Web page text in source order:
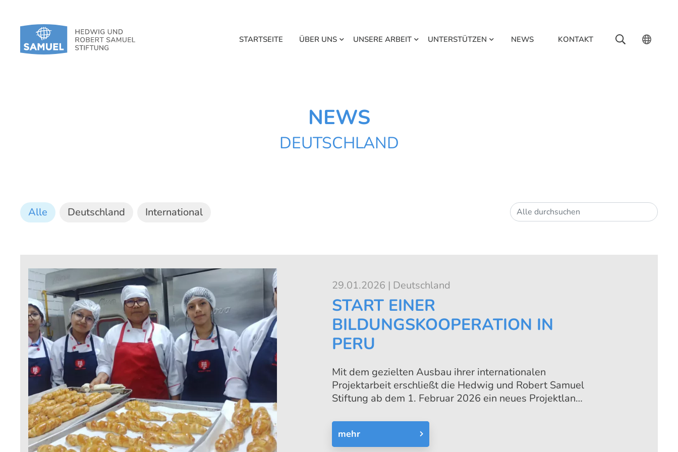
STARTSEITE ÜBER UNS UNSERE ARBEIT UNTERSTÜTZEN NEWS KONTAKT
NEWS
DEUTSCHLAND
Alle Deutschland International
29.01.2026 | Deutschland
START EINER
BILDUNGSKOOPERATION IN
PERU
Mit dem gezielten Ausbau ihrer internationalen
Projektarbeit erschließt die Hedwig und Robert Samuel
Stiftung ab dem 1. Februar 2026 ein neues Projektland:
Kooperationsprojekt, das jungen Menschen ohne
Ausbildungs- oder Beschäftigungsperspektive konkrete
mehr